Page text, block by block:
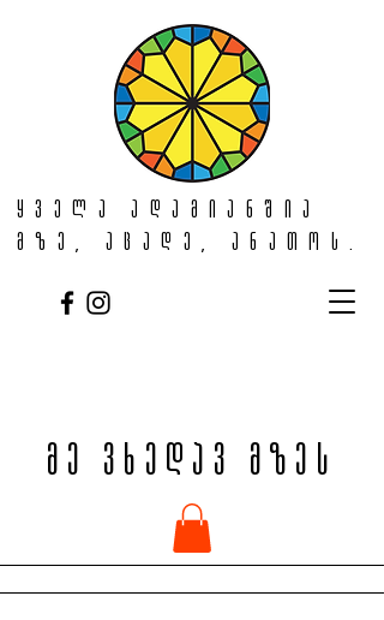
მე ვხედავ მზეს
ყველა ადამიანშია
მზე, აცადე, ანათოს.